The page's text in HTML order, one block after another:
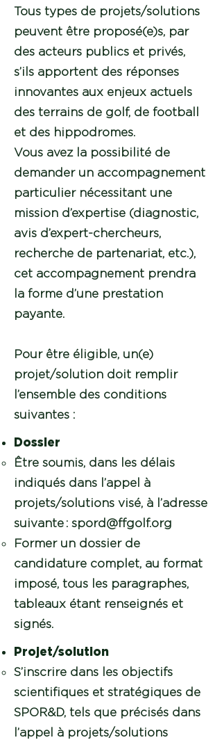
Tous types de projets/solutions
peuvent être proposé(e)s, par
des acteurs publics et privés,
s’ils apportent des réponses
innovantes aux enjeux actuels
des terrains de golf, de football
et des hippodromes.
Vous avez la possibilité de
demander un accompagnement
particulier nécessitant une
mission d’expertise (diagnostic,
avis d’expert-chercheurs,
recherche de partenariat, etc.),
cet accompagnement prendra
la forme d’une prestation
payante.
Pour être éligible, un(e)
projet/solution doit remplir
l’ensemble des conditions
suivantes :
Dossier
Être soumis, dans les délais
indiqués dans l’appel à
projets/solutions visé, à l’adresse
suivante : spord@ffgolf.org
Former un dossier de
candidature complet, au format
imposé, tous les paragraphes,
tableaux étant renseignés et
signés.
Projet/solution
S’inscrire dans les objectifs
scientifiques et stratégiques de
SPOR&D, tels que précisés dans
l’appel à projets/solutions